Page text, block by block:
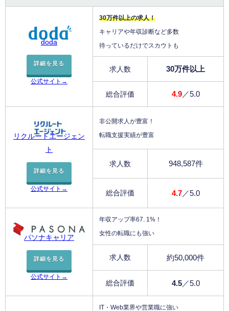
doda
詳細を見る
公式サイト→
30万件以上の求人！
キャリアや年収診断など多数
待っているだけでスカウトも
求人数 30万件以上
総合評価 4.9／5.0
リクルートエージェン
ト
詳細を見る
公式サイト→
非公開求人が豊富！
転職支援実績が豊富
求人数 948,587件
総合評価 4.7／5.0
パソナキャリア
詳細を見る
公式サイト→
年収アップ率67. 1%！
女性の転職にも強い
求人数 約50,000件
総合評価 4.5／5.0
IT・Web業界や営業職に強い